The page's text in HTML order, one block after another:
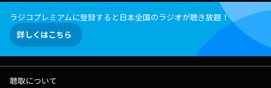
る「宮世LOCKS!」 今夜の授業は、宮世LOCKS!のスタンダード授業
「美術」！ 生徒のみんなが"美しい"と感じたものについての書き込みを
チェックしていきます。 宮世LOCKS!では、みんなの見つけた"美"につ
いての書き込みを受付中！ 掲示板orメールに書き込んでくれた生徒の中
から抽選で、宮世LOCKS!ステッカーをプレゼント♡ Xでのポストは「#
宮世LOCKS」でお願いします！れっつトレンディ☆彡 ★宮世LOCKS!
掲示板へ ★宮世琉弥先生へのメールはコチラ! ★宮世LOCKS!の放送後
ラジコプレミアムに登録すると日本全国のラジオが聴き放題！
詳しくはこちら
聴取について